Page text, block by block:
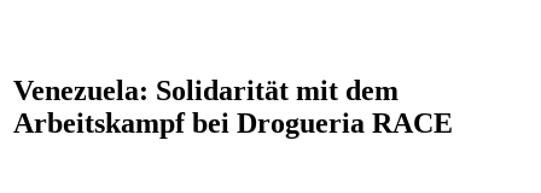
Venezuela: Solidarität mit dem
Arbeitskampf bei Drogueria RACE